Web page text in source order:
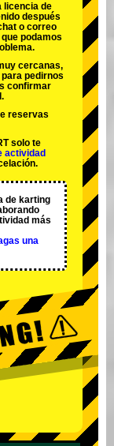
licencia de
después
o correo
podamos
cercanas,
pedirnos
confirmar
reservas
solo te
actividad
de karting
más
una